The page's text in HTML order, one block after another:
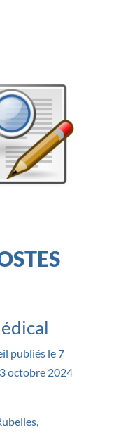
publiés le 7
octobre 2024